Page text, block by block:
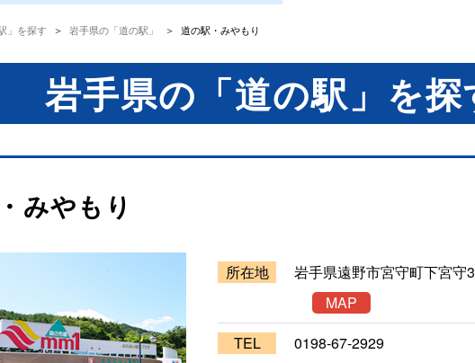
」を探す 岩手県の「道の駅」 道の駅・みやもり
岩手県の「道の駅」を探
みやもり
所在地
岩手県遠野市宮守町下宮守
MAP
TEL
0198-67-2929